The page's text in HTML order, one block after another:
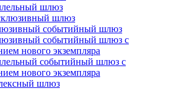
шлюз
шлюз
событийный шлюз
событийный шлюз с
нового экземпляра
событийный шлюз с
нового экземпляра
шлюз